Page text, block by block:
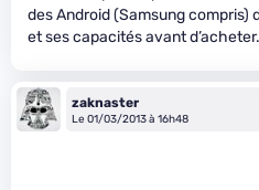
des Android (Samsung compris)
et ses capacités avant d’acheter.
zaknaster
Le 01/03/2013 à 16h48